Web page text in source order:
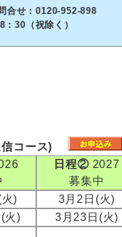
せ：0120-952-898
30（祝除く）
信コース)
日程②2027
募集中
)
3月2日(火)
火)
3月23日(火)